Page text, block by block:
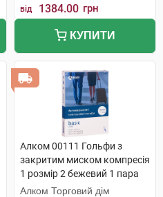
від 1384.00 грн
КУПИТИ
Алком 00111 Гольфи з
закритим миском компресія
1 розмір 2 бежевий 1 пара
Алком Торговий дім